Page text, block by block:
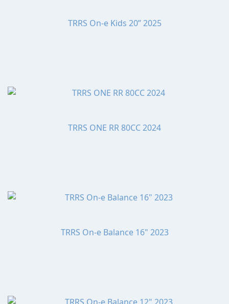
TRRS On-e Kids 20” 2025
TRRS ONE RR 80CC 2024
TRRS On-e Balance 16" 2023